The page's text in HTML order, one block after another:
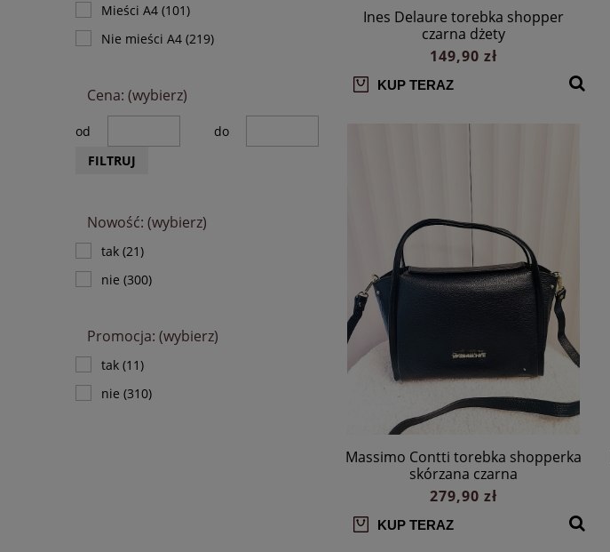
Mieści A4 (101)
Nie mieści A4 (219)
Cena: (wybierz)
od
do
FILTRUJ
Nowość: (wybierz)
tak (21)
nie (300)
Promocja: (wybierz)
tak (11)
nie (310)
Ines Delaure torebka shopper
czarna dżety
149,90 zł
KUP TERAZ
Massimo Contti torebka shopperka
skórzana czarna
279,90 zł
KUP TERAZ